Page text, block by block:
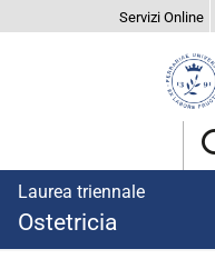
Servizi Online
Laurea triennale
Ostetricia